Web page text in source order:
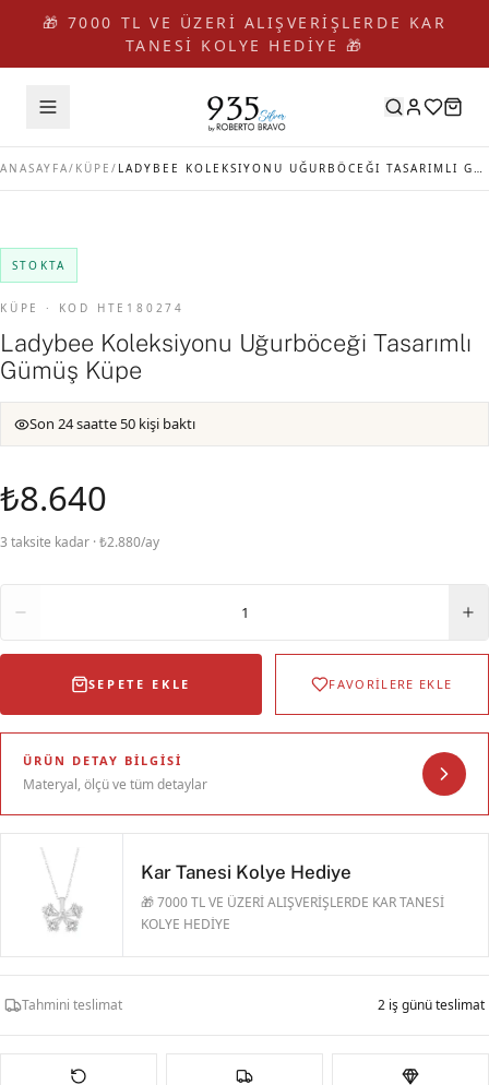
🎁 7000 TL VE ÜZERİ ALIŞVERİŞLERDE KAR
TANESİ KOLYE HEDİYE 🎁
ANASAYFA/ KÜPE / LADYBEE KOLEKSIYONU UĞURBÖCEĞI TASARIMLI GÜMÜŞ KÜPE
STOKTA
KÜPE · KOD HTE180274
Ladybee Koleksiyonu Uğurböceği Tasarımlı
Gümüş Küpe
Son 24 saatte 50 kişi baktı
₺8.640
3 taksite kadar · ₺2.880/ay
1
SEPETE EKLE FAVORİLERE EKLE
ÜRÜN DETAY BILGISI
Materyal, ölçü ve tüm detaylar
Kar Tanesi Kolye Hediye
🎁 7000 TL VE ÜZERİ ALIŞVERİŞLERDE KAR TANESİ
KOLYE HEDİYE
Tahmini teslimat 2 iş günü teslimat